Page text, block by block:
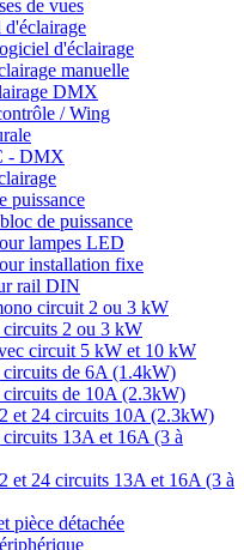
de vues
d'éclairage
manuelle
DMX
/ Wing
- DMX
puissance
de puissance
lampes LED
installation fixe
rail DIN
circuit 2 ou 3 kW
circuits 2 ou 3 kW
circuit 5 kW et 10 kW
circuits de 6A (1.4kW)
circuits de 10A (2.3kW)
et 24 circuits 10A (2.3kW)
13A et 16A (3 à
et 24 circuits 13A et 16A (3 à
pièce détachée